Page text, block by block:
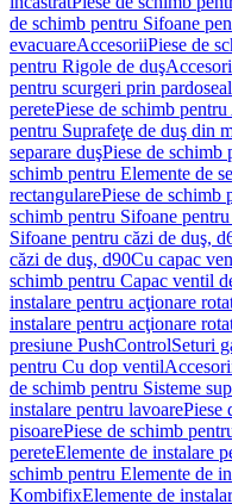
de schimb pentru Sifoane
evacuareAccesoriiPiese de
pentru Rigole de duş
pentru scurgeri prin
peretePiese de schimb
pentru Suprafeţe de duş din
separare duşPiese de schimb
schimb pentru Elemente de
rectangularePiese de schimb
schimb pentru Sifoane
Sifoane pentru căzi de duş,
căzi de duş, d90Cu capac
schimb pentru Capac ventil
instalare pentru acţionare
instalare pentru acţionare
presiune PushControlSeturi
pentru Cu dop ventil
de schimb pentru Sisteme
instalare pentru lavoarePiese
pisoarePiese de schimb
pereteElemente de instalare
schimb pentru Elemente de
KombifixElemente de